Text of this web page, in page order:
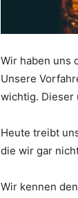
Wir haben uns
Unsere
wichtig. Dieser
Heute treibt
die wir gar
Wir kennen